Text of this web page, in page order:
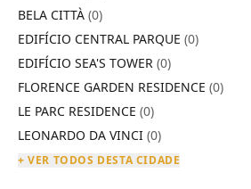
BELA CITTÀ (0)
EDIFÍCIO CENTRAL PARQUE (0)
EDIFÍCIO SEA'S TOWER (0)
FLORENCE GARDEN RESIDENCE (0)
LE PARC RESIDENCE (0)
LEONARDO DA VINCI (0)
+ VER TODOS DESTA CIDADE